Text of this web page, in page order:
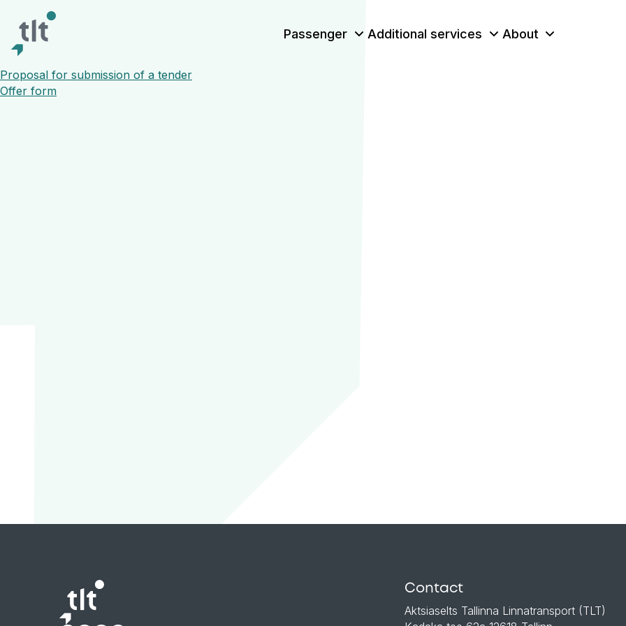
Passenger Additional services About
Window washing on
Proposal for submission of a tender
Offer form
Contact
Aktsiaselts Tallinna Linnatransport (TLT)